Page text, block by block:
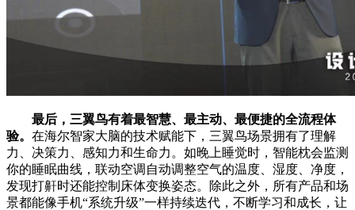
最后，三翼鸟有着最智慧、最主动、最便捷的全流程体
验。 在海尔智家大脑的技术赋能下，三翼鸟场景拥有了理解
力、决策力、感知力和生命力。如晚上睡觉时，智能枕会监测
你的睡眠曲线，联动空调自动调整空气的温度、湿度、净度，
发现打鼾时还能控制床体变换姿态。除此之外，所有产品和场
景都能像手机“系统升级”一样持续迭代，不断学习和成长，让